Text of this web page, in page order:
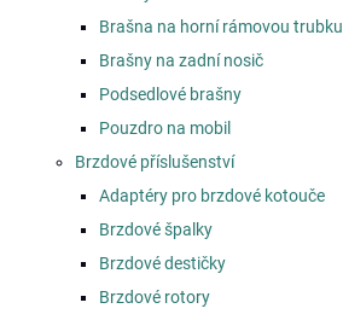
Brašna na horní rámovou trubku
Brašny na zadní nosič
Podsedlové brašny
Pouzdro na mobil
Brzdové příslušenství
Adaptéry pro brzdové kotouče
Brzdové špalky
Brzdové destičky
Brzdové rotory